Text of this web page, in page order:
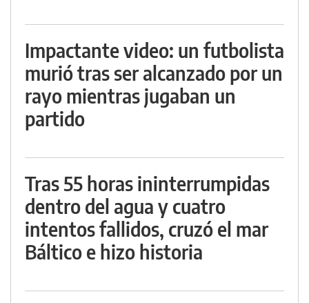
Impactante video: un futbolista
murió tras ser alcanzado por un
rayo mientras jugaban un
partido
Tras 55 horas ininterrumpidas
dentro del agua y cuatro
intentos fallidos, cruzó el mar
Báltico e hizo historia